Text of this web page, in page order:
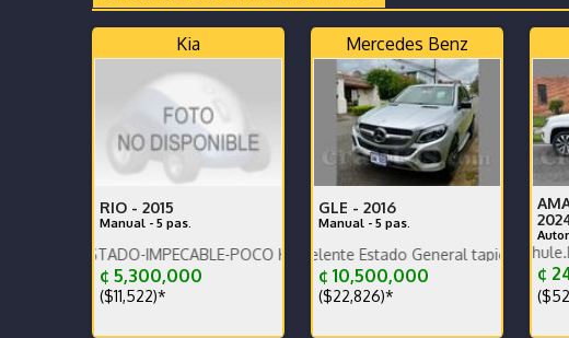
Kia
RIO - 2015
Manual - 5 pas.
IMPECABLE-POCO KILOMETRAJE-PERFECTO MANTENIMIENTO
¢ 5,300,000
($11,522)*
Mercedes Benz
GLE - 2016
Manual - 5 pas.
Diésel muy Económico Excelente Estado General tapicería excelente
¢ 10,500,000
($22,826)*
Garantía de agencia.rack Thule.Estribos.
¢
Impecable